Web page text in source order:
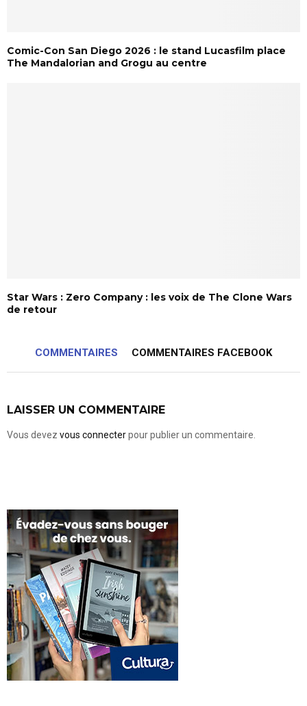
Comic-Con San Diego 2026 : le stand Lucasfilm place
The Mandalorian and Grogu au centre
Star Wars : Zero Company : les voix de The Clone Wars
de retour
COMMENTAIRES COMMENTAIRES FACEBOOK
LAISSER UN COMMENTAIRE
Vous devez vous connecterpour publier un commentaire.